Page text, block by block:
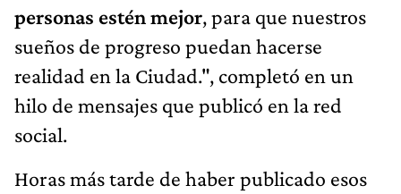
personas estén mejor, para que nuestros
sueños de progreso puedan hacerse
realidad en la Ciudad.", completó en un
hilo de mensajes que publicó en la red
social.
Horas más tarde de haber publicado esos